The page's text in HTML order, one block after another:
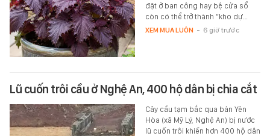
đặt ở ban công hay bệ cửa sổ
còn có thể trở thành “kho dự…
XEM MUA LUÔN - 6 giờ trước
Lũ cuốn trôi cầu ở Nghệ An, 400 hộ dân bị chia cắt
Cây cầu tạm bắc qua bản Yên
Hòa (xã Mỹ Lý, Nghệ An) bị nước
lũ cuốn trôi khiến hơn 400 hộ dân